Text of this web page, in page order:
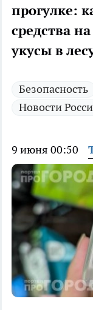
прогулке:
средства
укусы в
Безопасность
Новости
9 июня 00:50